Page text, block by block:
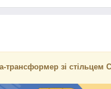
трансформер зі стільцем